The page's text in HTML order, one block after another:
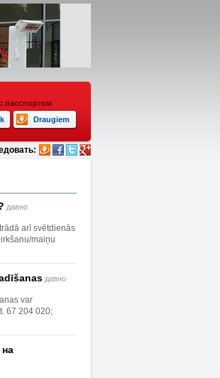
пасспортом
Draugiem
давно
arī svētdienās
maiņu
давно
var
67 204 020;